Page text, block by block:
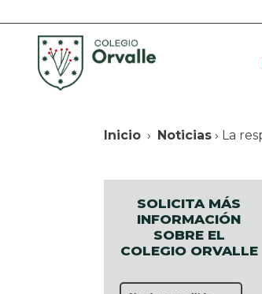
Inicio › Noticias › La
SOLICITA MÁS
INFORMACIÓN
SOBRE EL
COLEGIO ORVALLE